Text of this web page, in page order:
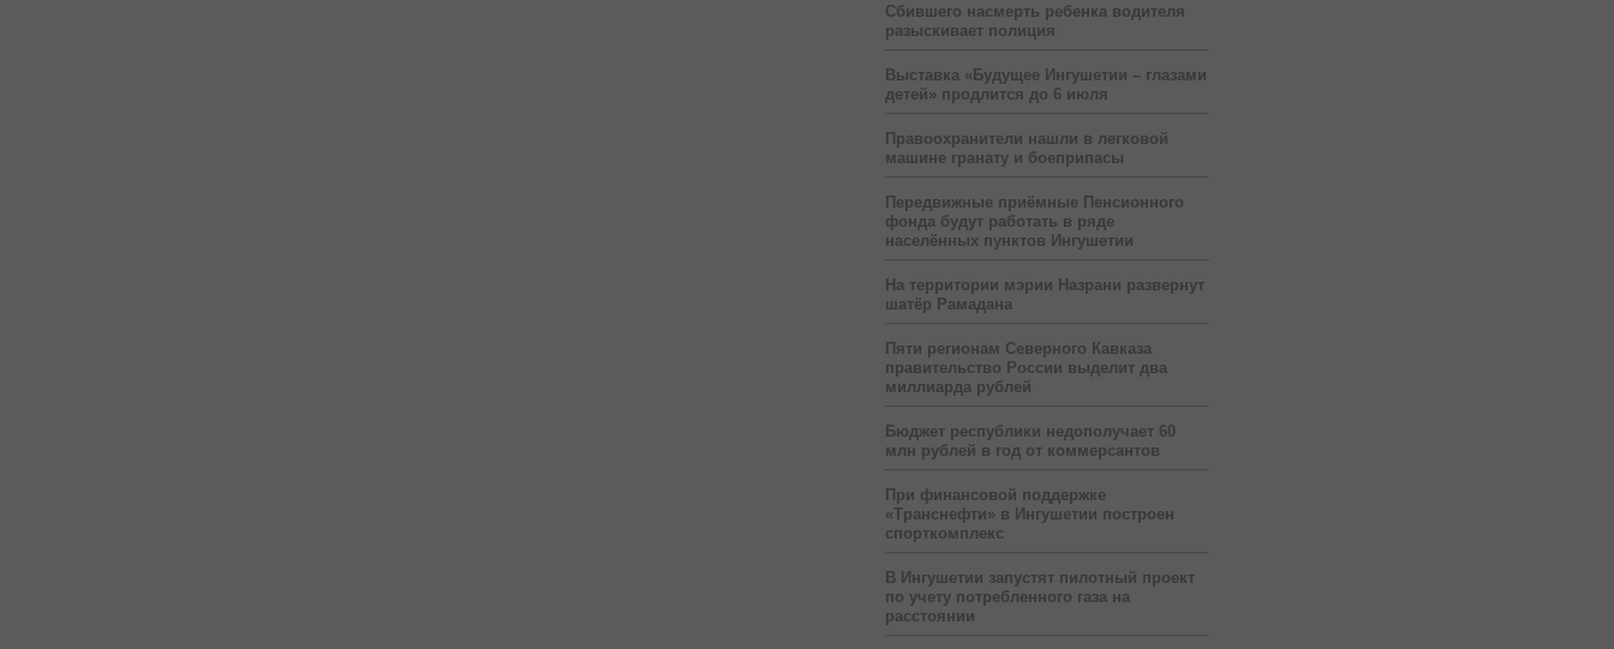
Сбившего насмерть ребенка водителя
разыскивает полиция
Выставка «Будущее Ингушетии – глазами
детей» продлится до 6 июля
Правоохранители нашли в легковой
машине гранату и боеприпасы
Передвижные приёмные Пенсионного
фонда будут работать в ряде
населённых пунктов Ингушетии
На территории мэрии Назрани развернут
шатёр Рамадана
Пяти регионам Северного Кавказа
правительство России выделит два
миллиарда рублей
Бюджет республики недополучает 60
млн рублей в год от коммерсантов
При финансовой поддержке
«Транснефти» в Ингушетии построен
спорткомплекс
В Ингушетии запустят пилотный проект
по учету потребленного газа на
расстоянии